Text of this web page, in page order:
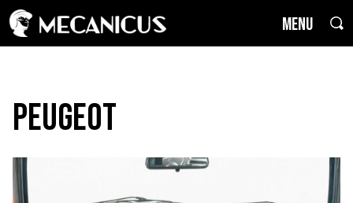
MENU
Peugeot